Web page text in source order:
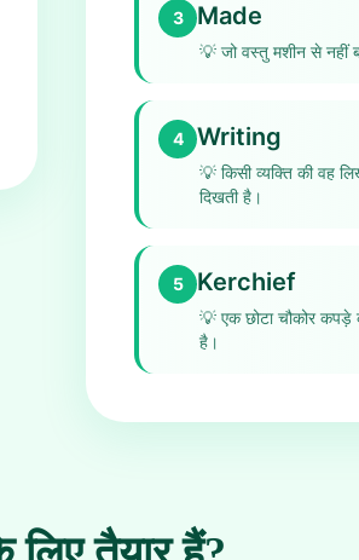
3 Made
💡 जो वस्तु मशीन से नहीं
4 Writing
💡 किसी व्यक्ति की वह
दिखती है।
5 Kerchief
💡 एक छोटा चौकोर कपड़े
है।